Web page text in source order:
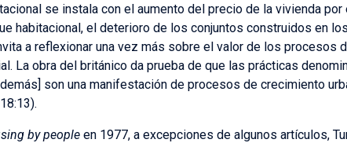
se instala con el aumento del precio de la vivienda
habitacional, el deterioro de los conjuntos construidos en
a reflexionar una vez más sobre el valor de los procesos
La obra del británico da prueba de que las prácticas
son una manifestación de procesos de crecimiento
by peopleen 1977, a excepciones de algunos artículos,